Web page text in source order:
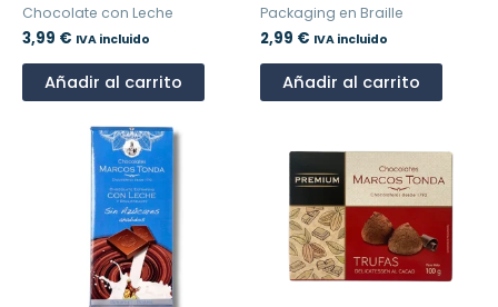
Chocolate con Leche
3,99 € IVA incluido
Añadir al carrito
Packaging en Braille
2,99 € IVA incluido
Añadir al carrito